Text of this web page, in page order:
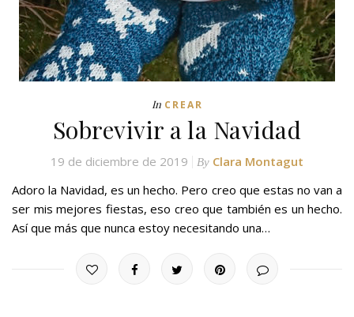
In CREAR
Sobrevivir a la Navidad
19 de diciembre de 2019 By Clara Montagut
Adoro la Navidad, es un hecho. Pero creo que estas no van a
ser mis mejores fiestas, eso creo que también es un hecho.
Así que más que nunca estoy necesitando una…